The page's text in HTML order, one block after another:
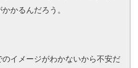
かるんだろう。
のイメージがわかないから不安だ